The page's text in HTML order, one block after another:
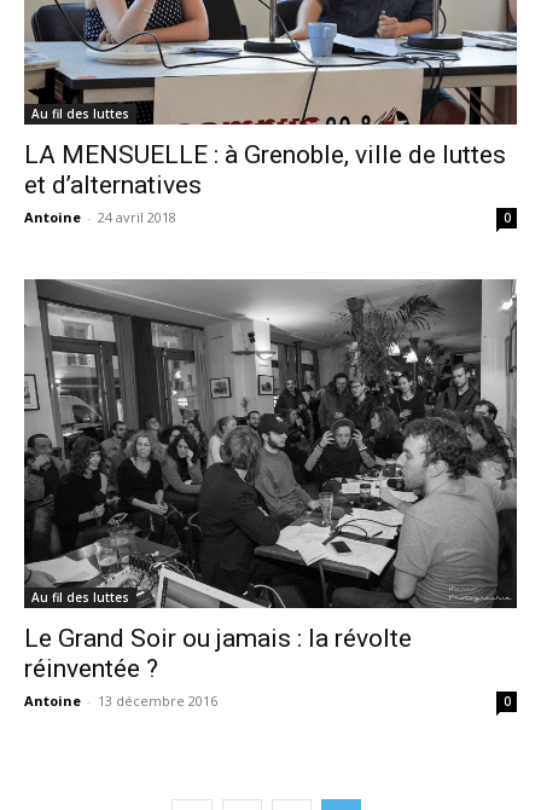
Au fil des luttes
LA MENSUELLE : à Grenoble, ville de luttes
et d’alternatives
Antoine - 24 avril 2018 0
Au fil des luttes
Le Grand Soir ou jamais : la révolte
réinventée ?
Antoine - 13 décembre 2016 0